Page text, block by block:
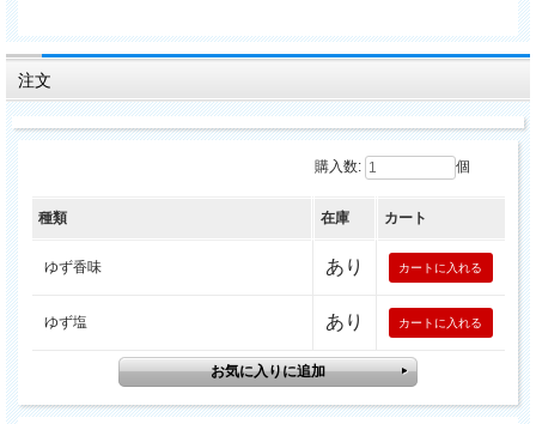
注文
購入数: 個
種類 在庫 カート
ゆず香味 あり
ゆず塩 あり